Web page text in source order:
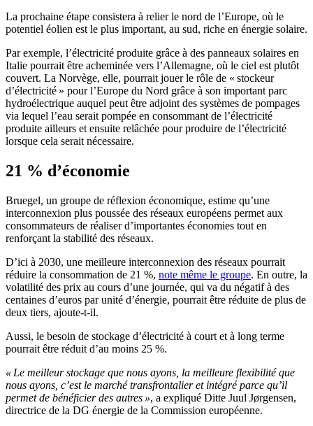
La prochaine étape consistera à relier le nord de l’Europe, où le
potentiel éolien est le plus important, au sud, riche en énergie solaire.
Par exemple, l’électricité produite grâce à des panneaux solaires en
Italie pourrait être acheminée vers l’Allemagne, où le ciel est plutôt
couvert. La Norvège, elle, pourrait jouer le rôle de « stockeur
d’électricité » pour l’Europe du Nord grâce à son important parc
hydroélectrique auquel peut être adjoint des systèmes de pompages
via lequel l’eau serait pompée en consommant de l’électricité
produite ailleurs et ensuite relâchée pour produire de l’électricité
lorsque cela serait nécessaire.
21 % d’économie
Bruegel, un groupe de réflexion économique, estime qu’une
interconnexion plus poussée des réseaux européens permet aux
consommateurs de réaliser d’importantes économies tout en
renforçant la stabilité des réseaux.
D’ici à 2030, une meilleure interconnexion des réseaux pourrait
réduire la consommation de 21 %, note même le groupe. En outre, la
volatilité des prix au cours d’une journée, qui va du négatif à des
centaines d’euros par unité d’énergie, pourrait être réduite de plus de
deux tiers, ajoute-t-il.
Aussi, le besoin de stockage d’électricité à court et à long terme
pourrait être réduit d’au moins 25 %.
« Le meilleur stockage que nous ayons, la meilleure flexibilité que
nous ayons, c’est le marché transfrontalier et intégré parce qu’il
permet de bénéficier des autres », a expliqué Ditte Juul Jørgensen,
directrice de la DG énergie de la Commission européenne.